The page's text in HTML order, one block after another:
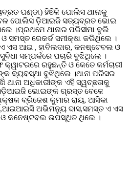
ପଣ୍ଡା) ହିଞିଳି ପୋଲିସ ଥାନାକୁ
ପୋଲିସ ଡ଼ିଆଇଜି ସତ୍ୟବ୍ରତ ଭୋଇ
।ପ୍ରଥମେ ଥାନାର ପରିସୀମା ବୁଲି
ସମସ୍ତ ରେକର୍ଡ ସମୀକ୍ଷା କରିଥିଲେ ।
ଏ ଏସ ଆଇ , ହାବିଲଦାର, କନଷ୍ଟେବଲ ଓ
ସମ୍ପର୍କରେ ପଚାରି ବୁଝିଥିଲେ ।
କ୍ୱାଟରରେ ରହୁଛନ୍ତି ଓ କେତେ କର୍ମଚାରୀ
ବ୍ୟବସ୍ଥା ବୁଝିଥିଲେ ।ଥାନା ପରିସର
ଥାନା ଅଧିକାରୀଙ୍କ ଏହି ସ୍ୱଚ୍ଛତାକୁ
ଭୋଇଙ୍କ ଗ୍ରସ୍ତ ବେଳେ
ବ୍ରିଜେଶ କୁମାର ରାୟ, ଆସିକା
ଅଭିମନ୍ୟୁ ଦାସ,ସମସ୍ତ ଏ ଏସ
କନେଷ୍ଟବଲ ଉପସ୍ଥିତ ଥିଲେ ।